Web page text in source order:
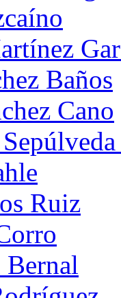
Baños
Cano
Ruiz